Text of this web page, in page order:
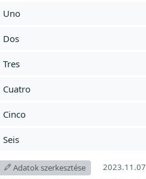
Uno
Dos
Tres
Cuatro
Cinco
Seis
Adatok szerkesztése 2023.11.07